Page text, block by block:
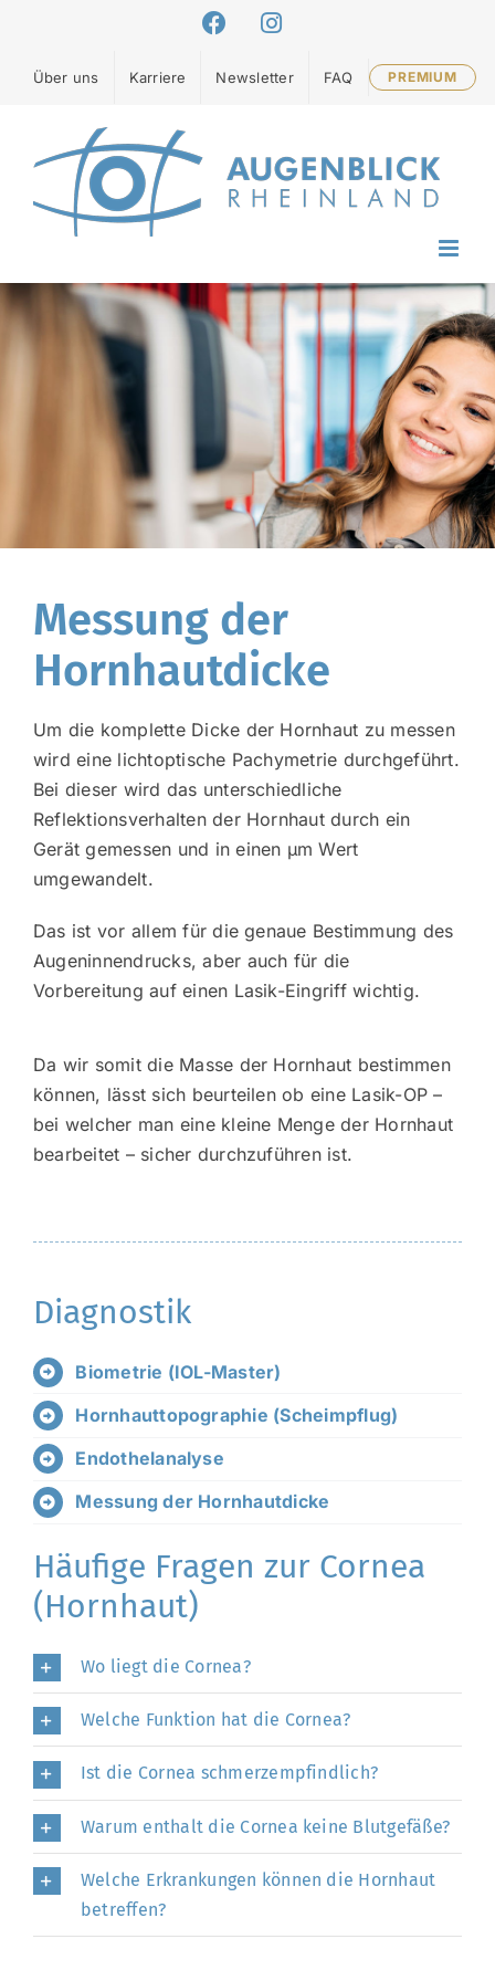
springen
FacebookInstagram
Über uns Karriere Newsletter FAQ PREMIUM
Messung der
Hornhautdicke
Um die komplette Dicke der Hornhaut zu messen
wird eine lichtoptische Pachymetrie durchgeführt.
Bei dieser wird das unterschiedliche
Reflektionsverhalten der Hornhaut durch ein
Gerät gemessen und in einen µm Wert
umgewandelt.
Das ist vor allem für die genaue Bestimmung des
Augeninnendrucks, aber auch für die
Vorbereitung auf einen Lasik-Eingriff wichtig.
Da wir somit die Masse der Hornhaut bestimmen
können, lässt sich beurteilen ob eine Lasik-OP –
bei welcher man eine kleine Menge der Hornhaut
bearbeitet – sicher durchzuführen ist.
Diagnostik
Biometrie (IOL-Master)
Hornhauttopographie (Scheimpflug)
Endothelanalyse
Messung der Hornhautdicke
Häufige Fragen zur Cornea
(Hornhaut)
Wo liegt die Cornea?
Welche Funktion hat die Cornea?
Ist die Cornea schmerzempfindlich?
Warum enthalt die Cornea keine Blutgefäße?
Welche Erkrankungen können die Hornhaut
betreffen?